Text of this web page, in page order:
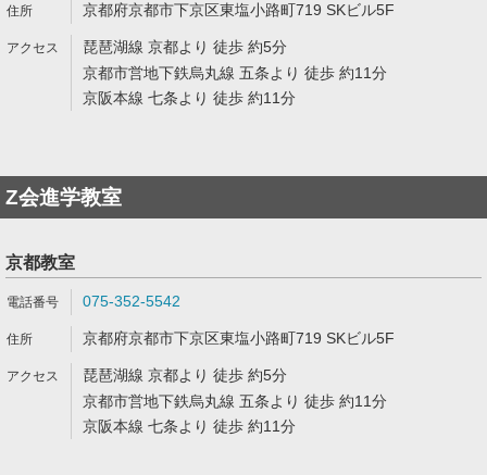
京都府京都市下京区東塩小路町719 SKビル5F
琵琶湖線 京都より 徒歩 約5分
京都市営地下鉄烏丸線 五条より 徒歩 約11分
京阪本線 七条より 徒歩 約11分
Z会進学教室
京都教室
075-352-5542
京都府京都市下京区東塩小路町719 SKビル5F
琵琶湖線 京都より 徒歩 約5分
京都市営地下鉄烏丸線 五条より 徒歩 約11分
京阪本線 七条より 徒歩 約11分